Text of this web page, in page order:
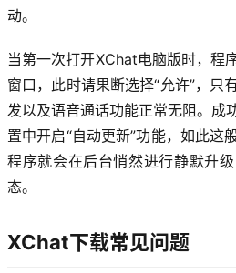
动。
当第一次打开XChat电脑版时，程
窗口，此时请果断选择“允许”，只
发以及语音通话功能正常无阻。成
置中开启“自动更新”功能，如此这
程序就会在后台悄然进行静默升
态。
XChat下载常见问题